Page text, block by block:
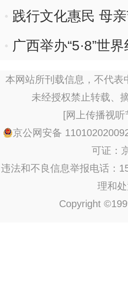
践行文化惠民 母
广西举办“5·8”世
本网站所刊载信息，不代
未经授权禁止转载、
[网上传播视
京公网安备
可证：
违法和不良信息举报电话：
理和
Copyright